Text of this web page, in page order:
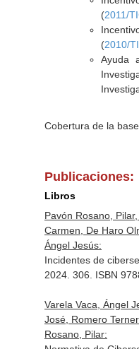
(2011/
(2010/
Ayuda
Cobertura de la
Publicaciones:
Libros
Pavón Rosano,
Carmen, De Haro
Ángel Jesús:
Incidentes de
2024. 306. ISBN
Varela Vaca, Ángel
José, Romero
Rosano, Pilar: